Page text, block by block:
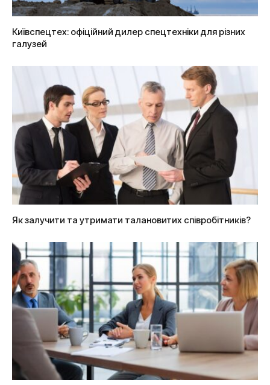
Київспецтех: офіційний дилер спецтехніки для різних
галузей
Як залучити та утримати талановитих співробітників?